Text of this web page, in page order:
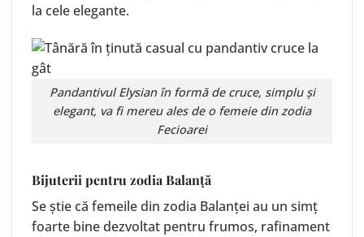
la celeelegante.
PandantivulElysianîn formă de cruce, simplu și
elegant, va fi mereu ales de o femeie din zodia
Fecioarei
Bijuterii pentru zodia Balanță
Se știe că femeile din zodia Balanței au un simț
foarte bine dezvoltat pentru frumos, rafinament